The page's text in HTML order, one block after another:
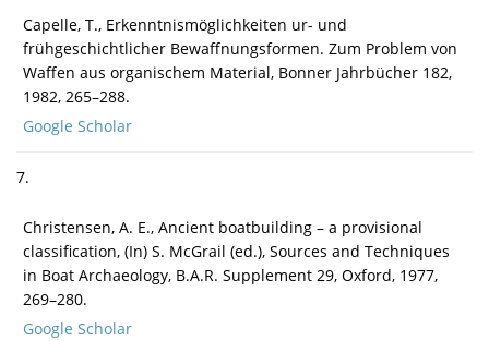
Capelle, T., Erkenntnismöglichkeiten ur- und
frühgeschichtlicher Bewaffnungsformen. Zum Problem von
Waffen aus organischem Material, Bonner Jahrbücher 182,
1982, 265–288.
Google Scholar
7.
Christensen, A. E., Ancient boatbuilding – a provisional
classification, (In) S. McGrail (ed.), Sources and Techniques
in Boat Archaeology, B.A.R. Supplement 29, Oxford, 1977,
269–280.
Google Scholar